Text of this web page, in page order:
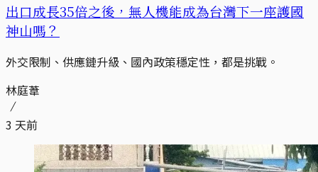
出口成長35倍之後，無人機能成為台灣下一座護國
神山嗎？
外交限制、供應鏈升級、國內政策穩定性，都是挑戰。
林庭葦
3 天前